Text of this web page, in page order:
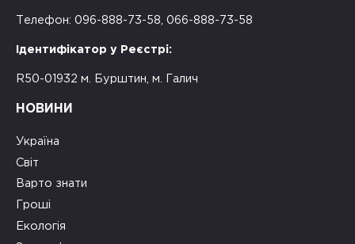
Телефон: 096-888-73-58, 066-888-73-58
Ідентифікатор у Реєстрі:
R50-01932 м. Бурштин, м. Галич
НОВИНИ
Україна
Світ
Варто знати
Гроші
Екологія